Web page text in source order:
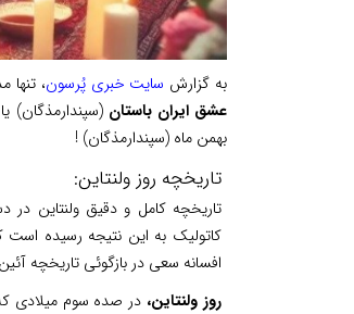
به گزارش سایت خبری پُرسون، تنها
عشق ایران باستان
بهمن ماه (سپندارمذگان) !
تاریخچه روز ولنتاین:
تاریخچه کامل و دقیق ولنتاین در
کاتولیک به این نتیجه رسیده
افسانه سعی در بازگوئی تاریخچه آئین
روز ولنتاین، در صده سوم میلادی که